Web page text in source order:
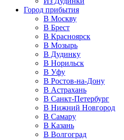
Город прибытия
В Москву
В Брест
В Красноярск
В Мозырь
В Дудинку
В Норильск
В Уфу
В Ростов-на-Дону
В Астрахань
В Санкт-Петербург
В Нижний Новгород
В Самару
В Казань
В Волгоград